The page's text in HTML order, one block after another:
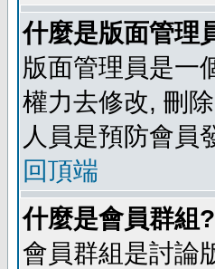
什麼是版面管理
版面管理員是一
權力去修改, 刪
人員是預防會員
回頂端
什麼是會員群組?
會員群組是討論